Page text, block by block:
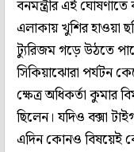
বনমন্ত্রীর এই ঘোষণাতে
এলাকায় খুশির হাওয়া
ট্যুরিজম গড়ে উঠতে
সিকিয়াঝোরা পর্যটন
ক্ষেত্র অধিকর্তা কুমার
ছিলেন। যদিও বক্সা
এদিন কোনও বিষয়েই